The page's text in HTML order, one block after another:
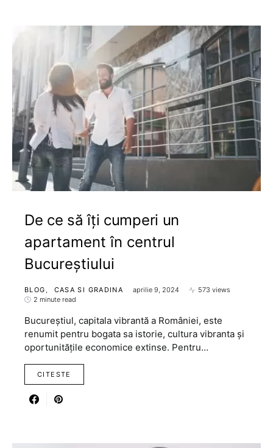
De ce să îți cumperi un
apartament în centrul
Bucureștiului
BLOG CASA SI GRADINA aprilie 9, 2024
573 views
2 minute read
Bucureștiul, capitala vibrantă a României, este
renumit pentru bogata sa istorie, cultura vibranta și
oportunitățile economice extinse. Pentru…
CITESTE